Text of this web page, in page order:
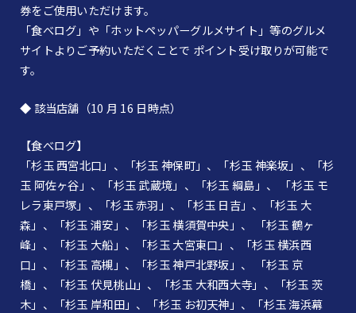
券をご使用いただけます。
「食べログ」や「ホットペッパーグルメサイト」等のグルメ
サイトよりご予約いただくことで ポイント受け取りが可能で
す。
◆ 該当店舗（10 月 16 日時点）
【食べログ】
「杉玉 西宮北口」、「杉玉 神保町」、「杉玉 神楽坂」、「杉
玉 阿佐ヶ谷」、「杉玉 武蔵境」、「杉玉 綱島」、 「杉玉 モ
レラ東戸塚」、「杉玉 赤羽」、「杉玉 日吉」、「杉玉 大
森」、「杉玉 浦安」、「杉玉 横須賀中央」、 「杉玉 鶴ヶ
峰」、「杉玉 大船」、「杉玉 大宮東口」、「杉玉 横浜西
口」、「杉玉 高槻」、「杉玉 神戸北野坂」、 「杉玉 京
橋」、「杉玉 伏見桃山」、「杉玉 大和西大寺」、「杉玉 茨
木」、「杉玉 岸和田」、「杉玉 お初天神」、「杉玉 海浜幕